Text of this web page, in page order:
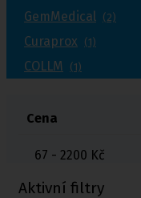
GemMedical (2)
Curaprox (1)
COLLM (1)
Cena
67 - 2200 Kč
Aktivní filtry